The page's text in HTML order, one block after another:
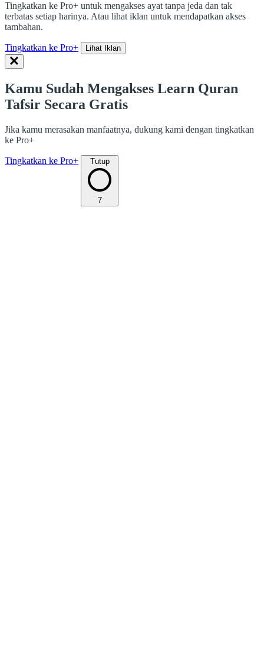
Tingkatkan ke Pro+ untuk mengakses ayat tanpa jeda dan tak
terbatas setiap harinya. Atau lihat iklan untuk mendapatkan akses
tambahan.
Tingkatkan ke Pro+ Lihat Iklan
Kamu Sudah Mengakses Learn Quran
Tafsir Secara Gratis
Jika kamu merasakan manfaatnya, dukung kami dengan tingkatkan
ke Pro+
Tingkatkan ke Pro+ Tutup
7